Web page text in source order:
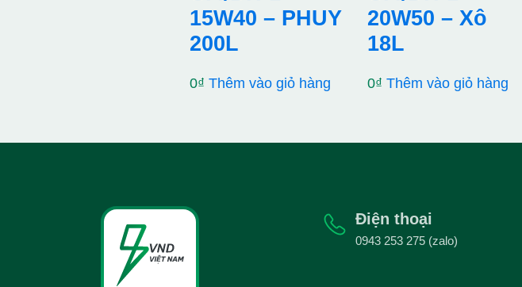
15W40 – PHUY
200L
0₫ Thêm vào giỏ hàng
20W50 – Xô
18L
0₫ Thêm vào giỏ hàng
Điện thoại
0943 253 275 (zalo)